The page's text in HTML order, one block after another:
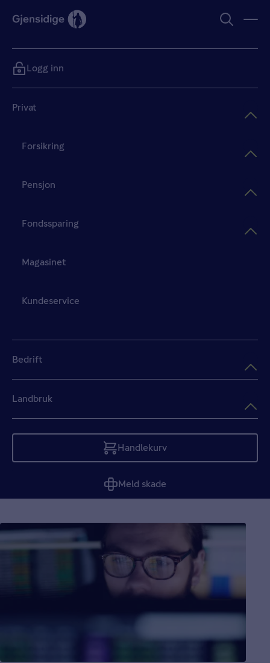
Privat
Forsikring
Pensjon
Fondssparing
Magasinet
Kundeservice
Bedrift
Landbruk
Handlekurv
Tom
Meld skade
Logg inn